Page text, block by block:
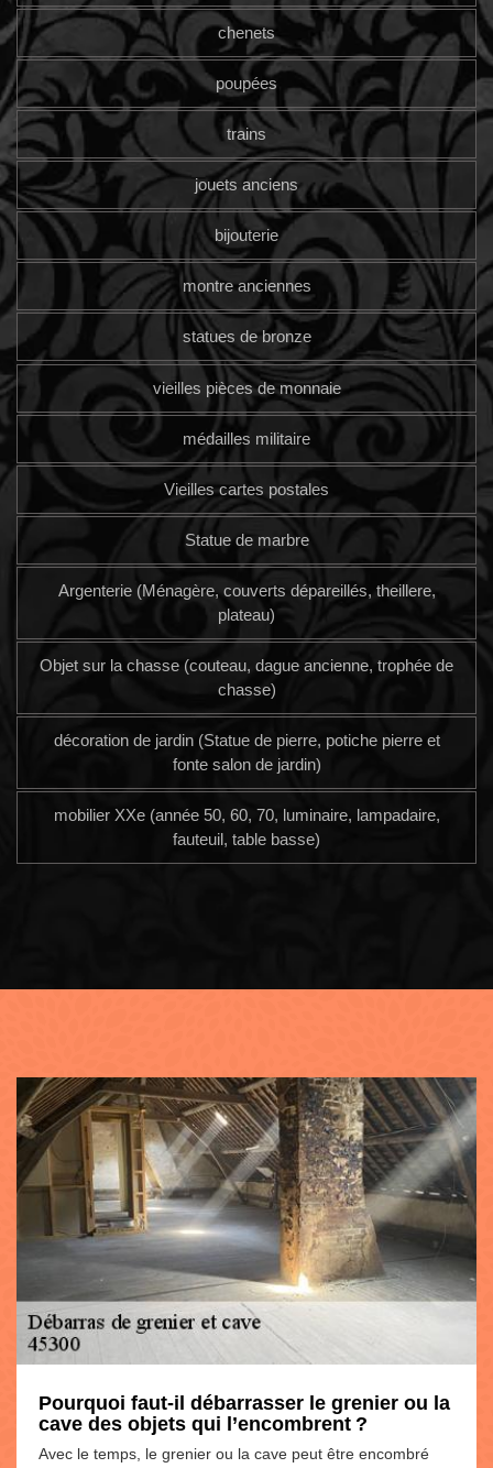
chenets
poupées
trains
jouets anciens
bijouterie
montre anciennes
statues de bronze
vieilles pièces de monnaie
médailles militaire
Vieilles cartes postales
Statue de marbre
Argenterie (Ménagère, couverts dépareillés, theillere,
plateau)
Objet sur la chasse (couteau, dague ancienne, trophée de
chasse)
décoration de jardin (Statue de pierre, potiche pierre et
fonte salon de jardin)
mobilier XXe (année 50, 60, 70, luminaire, lampadaire,
fauteuil, table basse)
Pourquoi faut-il débarrasser le grenier ou la
cave des objets qui l’encombrent ?
Avec le temps, le grenier ou la cave peut être encombré